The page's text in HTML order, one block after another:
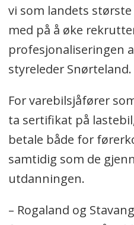
Flere av de
muligheten til å
lastebil betalt av
Bildrift, med lønn
Den nye enheten
satsning på
sikre gode
varebilbransjen,
Posten Bring
nærmere 900
vi som landets
med på å øke
profesjonaliseringen
styreleder Snørteland.
For varebilsjåfører
ta sertifikat på
betale både for
samtidig som de
utdanningen.
– Rogaland og